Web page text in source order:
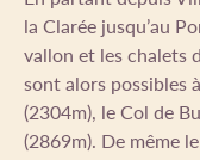
la Clarée jusqu’au
vallon et les chalets
sont alors possibles
(2304m), le Col de
(2869m). De même